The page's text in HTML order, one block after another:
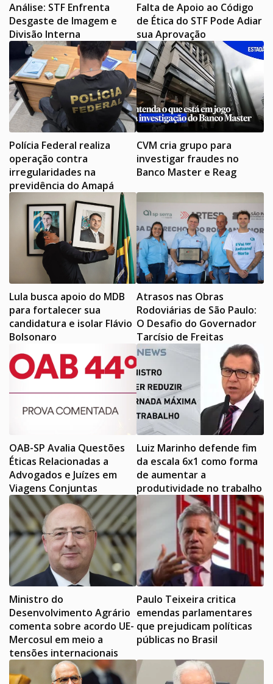
Análise: STF Enfrenta
Desgaste de Imagem e
Divisão Interna
Falta de Apoio ao Código
de Ética do STF Pode Adiar
sua Aprovação
Polícia Federal realiza
operação contra
irregularidades na
previdência do Amapá
CVM cria grupo para
investigar fraudes no
Banco Master e Reag
Lula busca apoio do MDB
para fortalecer sua
candidatura e isolar Flávio
Bolsonaro
Atrasos nas Obras
Rodoviárias de São Paulo:
O Desafio do Governador
Tarcísio de Freitas
OAB-SP Avalia Questões
Éticas Relacionadas a
Advogados e Juízes em
Viagens Conjuntas
Luiz Marinho defende fim
da escala 6x1 como forma
de aumentar a
produtividade no trabalho
Ministro do
Desenvolvimento Agrário
comenta sobre acordo UE-
Mercosul em meio a
tensões internacionais
Paulo Teixeira critica
emendas parlamentares
que prejudicam políticas
públicas no Brasil